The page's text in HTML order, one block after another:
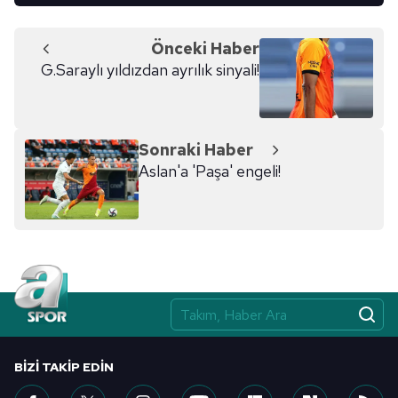
kılınması ve kişiselleştirilmesi ve sizlere yönelik
reklam/pazarlama faaliyetlerinin yapılması, amaçlarıyla
sınırlı olarak açık rızanız dahilinde kullanılacaktır.
Çerezlere ilişkin tercihlerinizi aşağıda yer alan panel
vasıtasıyla belirleyebilirsiniz. Çerezlere ilişkin detaylı bilgi
için Ayarlar butonuna tıklayabilir, Çerez Bilgilendirme
Metnimiziziyaret edebilirsiniz.
hazırlanmış Aydınlatma Metnimizi okumak ve sitemizde
ilgili mevzuata uygun olarak kullanılan çerezlerle ilgili bilgi
almak için lütfen
.
Önceki Haber
G.Saraylı yıldızdan ayrılık sinyali!
Sonraki Haber
Aslan'a 'Paşa' engeli!
BIZI TAKIP EDIN